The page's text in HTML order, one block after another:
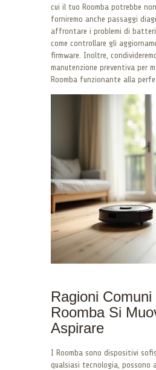
cui il tuo Roomba potrebbe
forniremo anche passaggi
affrontare i problemi di
come controllare gli
firmware. Inoltre,
manutenzione preventiva per
Roomba funzionante alla
Ragioni
Roomba Si
Aspirare
I Roomba sono dispositivi
qualsiasi tecnologia, possono